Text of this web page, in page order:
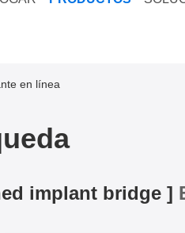
en línea
implant bridge ]